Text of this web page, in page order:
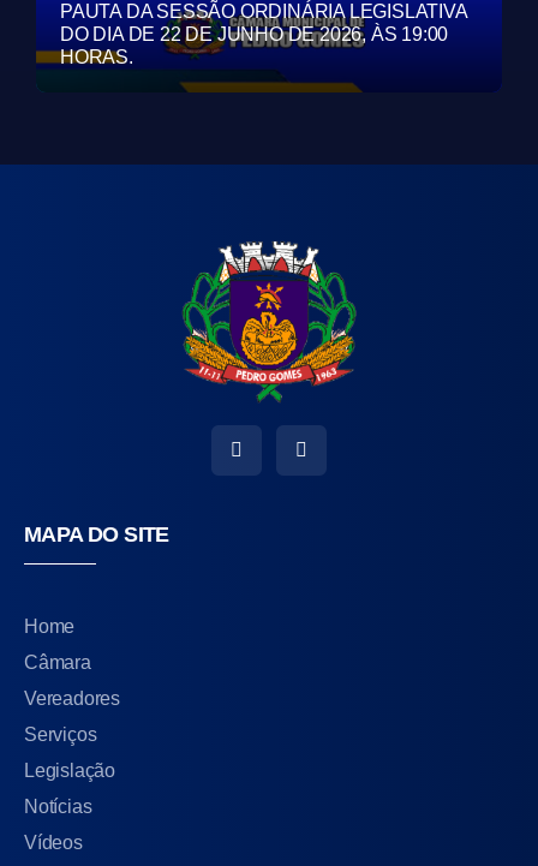
PAUTA DA SESSÃO ORDINÁRIA LEGISLATIVA
DO DIA DE 22 DE JUNHO DE 2026, ÀS 19:00
HORAS.
MAPA DO SITE
Home
Câmara
Vereadores
Serviços
Legislação
Notícias
Vídeos